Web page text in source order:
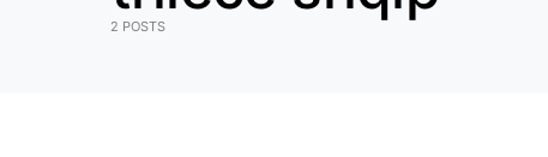
2 POSTS